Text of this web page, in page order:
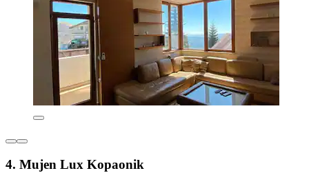
4. Mujen Lux Kopaonik